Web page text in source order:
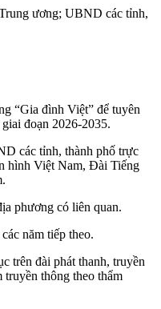
ương; UBND các tỉnh,
“Gia đình Việt” để tuyên
đoạn 2026-2035.
các tỉnh, thành phố trực
hình Việt Nam, Đài Tiếng
phương có liên quan.
năm tiếp theo.
trên đài phát thanh, truyền
truyền thông theo thẩm